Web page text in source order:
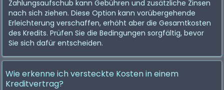
Zahlungsaufschub kann Gebühren und zusätzliche Zinsen
nach sich ziehen. Diese Option kann vorübergehende
Erleichterung verschaffen, erhöht aber die Gesamtkosten
des Kredits. Prüfen Sie die Bedingungen sorgfältig, bevor
Sie sich dafür entscheiden.
Wie erkenne ich versteckte Kosten in einem
Kreditvertrag?